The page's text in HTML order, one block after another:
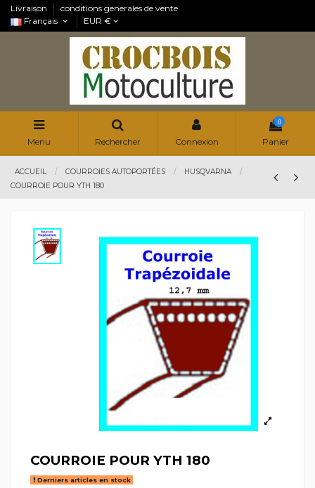
Livraison
conditions generales de vente
Français
EUR €
Menu Rechercher Connexion
0
Panier
ACCUEIL COURROIES AUTOPORTÉES
HUSQVARNA
COURROIE POUR YTH 180
COURROIE POUR YTH 180
Derniers articles en stock